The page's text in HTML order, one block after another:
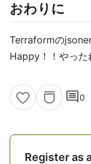
おわりに
Terraformの
Happy！！やった
comment0
Register as